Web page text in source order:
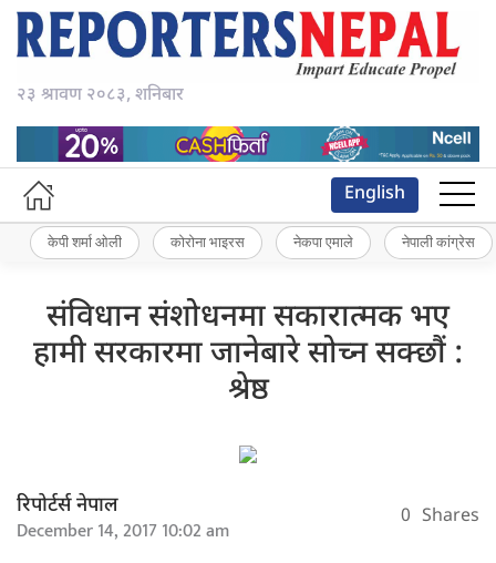
२३ श्रावण २०८३, शनिबार
English
केपी शर्मा ओली कोरोना भाइरस नेकपा एमाले नेपाली कांग्रेस
संविधान संशोधनमा सकारात्मक भए
हामी सरकारमा जानेबारे सोच्न सक्छौं :
श्रेष्ठ
रिपोर्टर्स नेपाल
December 14, 2017 10:02 am 0 Shares